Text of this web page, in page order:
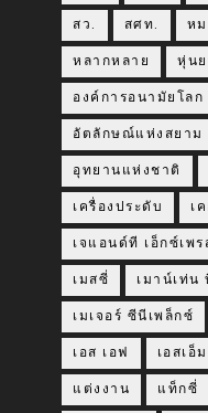
สว. สศท. ห
หลากหลาย หุ่น
องค์การอนามัยโลก
อัตลักษณ์แห่งสยาม
อุทยานแห่งชาติ
เครื่องประดับ เ
เจแอนด์ที เอ็กซ์เพร
เมสซี่ เมาน์เท่น
เมเจอร์ ซีนีเพล็กซ์
เอส เอฟ เอสเอ็
แต่งงาน แท็กซี่